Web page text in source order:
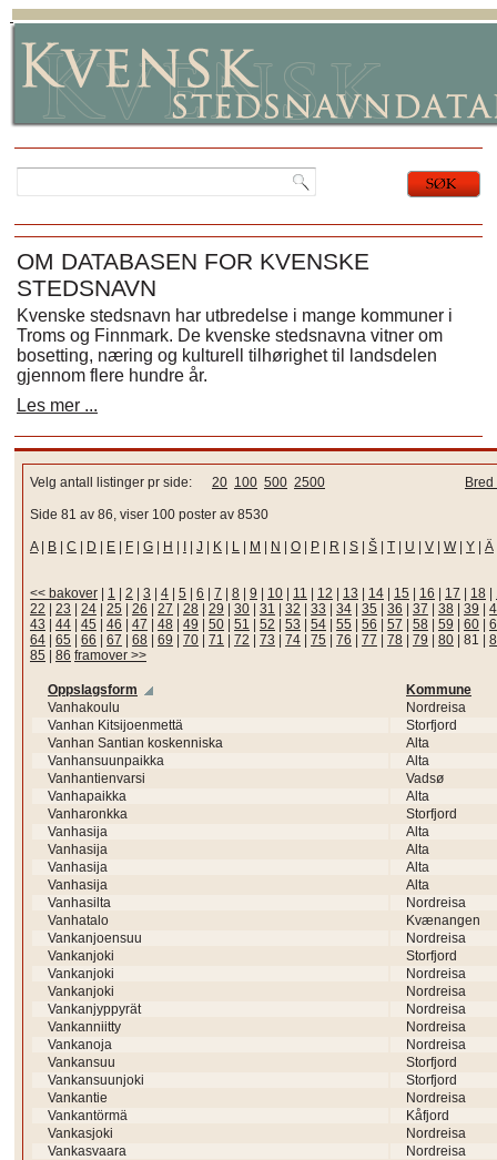
OM DATABASEN FOR KVENSKE
STEDSNAVN
Kvenske stedsnavn har utbredelse i mange kommuner i
Troms og Finnmark. De kvenske stedsnavna vitner om
bosetting, næring og kulturell tilhørighet til landsdelen
gjennom flere hundre år.
Les mer ...
Velg antall listinger pr side: 20 100 500 2500
Side 81 av 86, viser 100 poster av 8530
A| B C D E F G H J K L M N O P R S Š T U V W| Y Ä
<< bakover 1 2 3 4 5 6 7 8 9 10 11 12 13 14 15 16 17 18
22
23 24 25 26 27 28 29 30 31 32 33 34 35 36 37 38 39
43
44 45 46 47 48 49 50 51 52 53 54 55 56 57 58 59 60
64
65 66 67 68 69 70 71 72 73 74 75 76 77 78 79 80 81
85
86 framover >>
Oppslagsform
Kommune
Vanhakoulu
Nordreisa
Vanhan Kitsijoenmettä
Storfjord
Vanhan Santian koskenniska
Alta
Vanhansuunpaikka
Alta
Vanhantienvarsi
Vadsø
Vanhapaikka
Alta
Vanharonkka
Storfjord
Vanhasija
Alta
Vanhasija
Alta
Vanhasija
Alta
Vanhasija
Alta
Vanhasilta
Nordreisa
Vanhatalo
Kvænangen
Vankanjoensuu
Nordreisa
Vankanjoki
Storfjord
Vankanjoki
Nordreisa
Vankanjoki
Nordreisa
Vankanjyppyrät
Nordreisa
Vankanniitty
Nordreisa
Vankanoja
Nordreisa
Vankansuu
Storfjord
Vankansuunjoki
Storfjord
Vankantie
Nordreisa
Vankantörmä
Kåfjord
Vankasjoki
Nordreisa
Vankasvaara
Nordreisa